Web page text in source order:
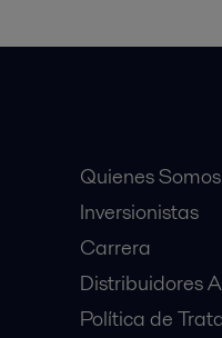
Quienes Somos
Inversionistas
Carrera
Distribuidores
Política de